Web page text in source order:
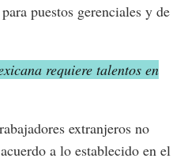
puestos gerenciales y de
requiere talentos en
extranjeros no
a lo establecido en el